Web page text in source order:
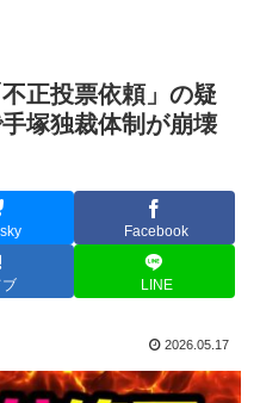
正投票依頼」の疑
塚独裁体制が崩壊
Facebook
LINE
2026.05.17